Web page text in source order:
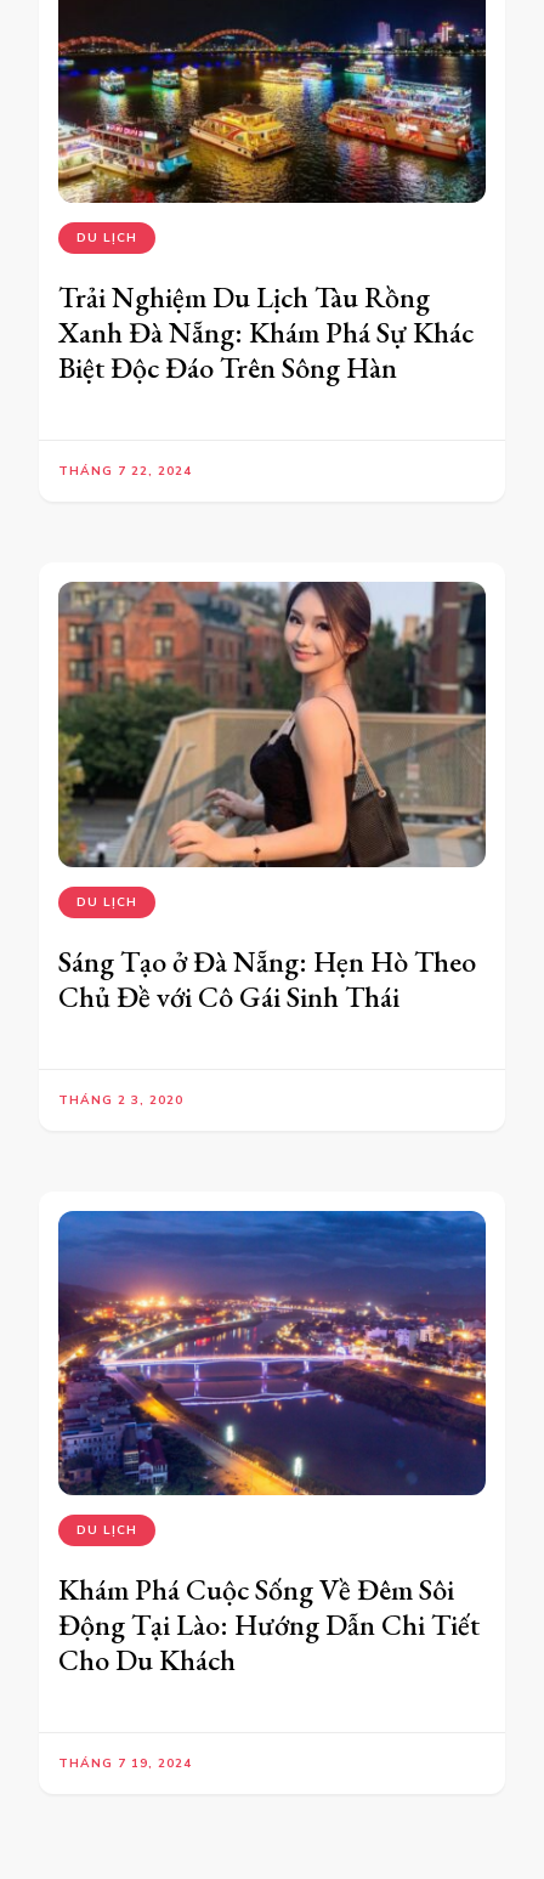
DU LỊCH
Trải Nghiệm Du Lịch Tàu Rồng
Xanh Đà Nẵng: Khám Phá Sự Khác
Biệt Độc Đáo Trên Sông Hàn
THÁNG 7 22, 2024
DU LỊCH
Sáng Tạo ở Đà Nẵng: Hẹn Hò Theo
Chủ Đề với Cô Gái Sinh Thái
THÁNG 2 3, 2020
DU LỊCH
Khám Phá Cuộc Sống Về Đêm Sôi
Động Tại Lào: Hướng Dẫn Chi Tiết
Cho Du Khách
THÁNG 7 19, 2024